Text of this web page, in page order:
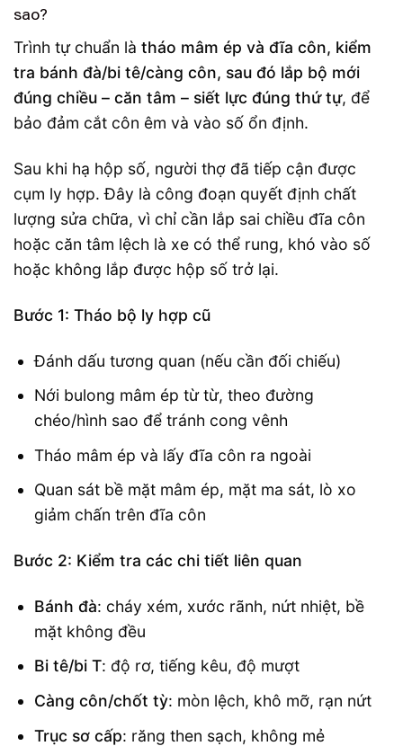
sao?
Trình tự chuẩn là tháo mâm ép và đĩa côn, kiểm
tra bánh đà/bi tê/càng côn, sau đó lắp bộ mới
đúng chiều – căn tâm – siết lực đúng thứ tự, để
bảo đảm cắt côn êm và vào số ổn định.
Sau khi hạ hộp số, người thợ đã tiếp cận được
cụm ly hợp. Đây là công đoạn quyết định chất
lượng sửa chữa, vì chỉ cần lắp sai chiều đĩa côn
hoặc căn tâm lệch là xe có thể rung, khó vào số
hoặc không lắp được hộp số trở lại.
Bước 1: Tháo bộ ly hợp cũ
Đánh dấu tương quan (nếu cần đối chiếu)
Nới bulong mâm ép từ từ, theo đường
chéo/hình sao để tránh cong vênh
Tháo mâm ép và lấy đĩa côn ra ngoài
Quan sát bề mặt mâm ép, mặt ma sát, lò xo
giảm chấn trên đĩa côn
Bước 2: Kiểm tra các chi tiết liên quan
Bánh đà: cháy xém, xước rãnh, nứt nhiệt, bề
mặt không đều
Bi tê/bi T: độ rơ, tiếng kêu, độ mượt
Càng côn/chốt tỳ: mòn lệch, khô mỡ, rạn nứt
Trục sơ cấp: răng then sạch, không mẻ